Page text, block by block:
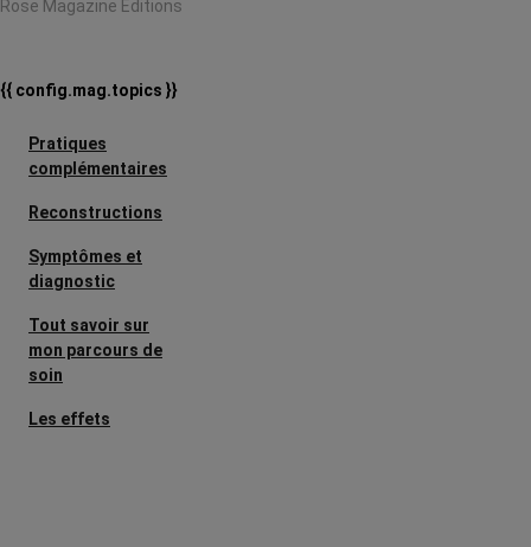
Rose Magazine Éditions
{{ config.mag.topics }}
Pratiques
complémentaires
Reconstructions
Symptômes et
diagnostic
Tout savoir sur
mon parcours de
soin
Les effets